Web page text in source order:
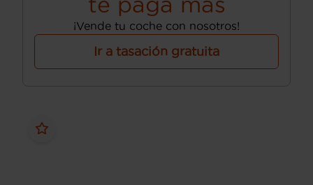
¡Vende tu coche con nosotros!
Ir a tasación gratuita